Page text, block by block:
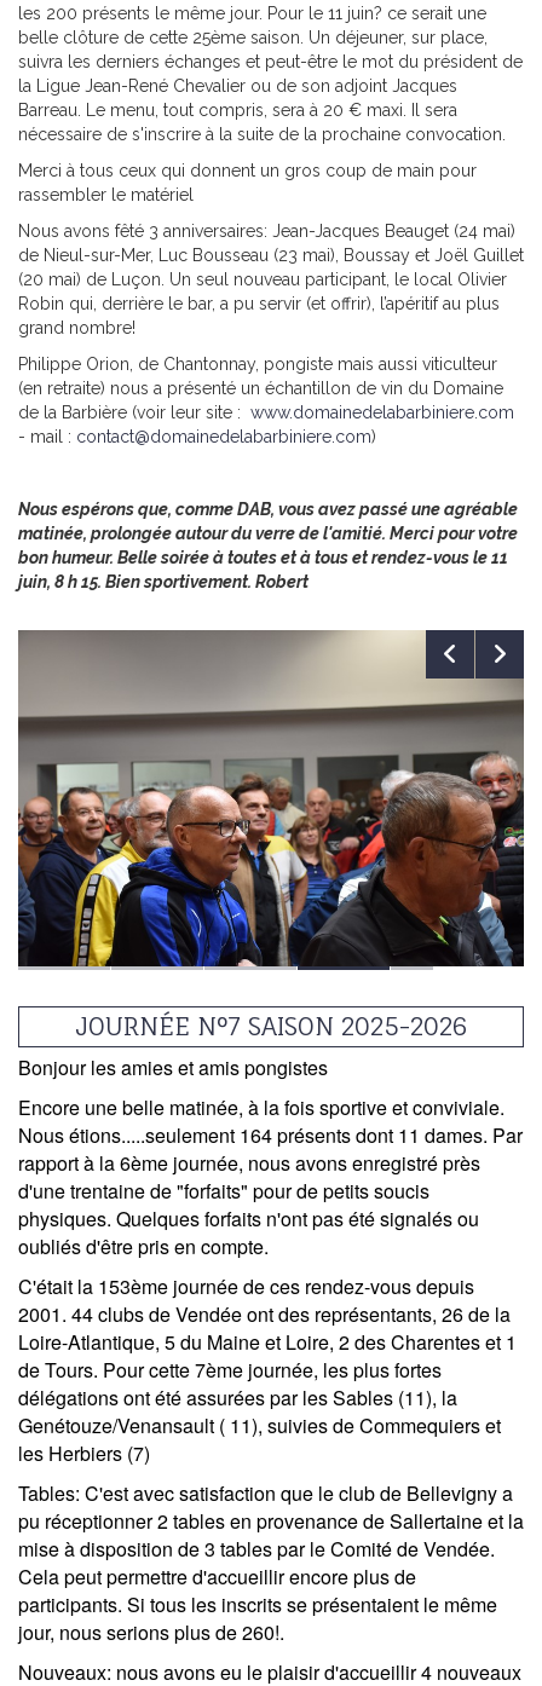
les 200 présents le même jour. Pour le 11 juin? ce serait une
belle clôture de cette 25ème saison. Un déjeuner, sur place,
suivra les derniers échanges et peut-être le mot du président de
la Ligue Jean-René Chevalier ou de son adjoint Jacques
Barreau. Le menu, tout compris, sera à 20 € maxi. Il sera
nécessaire de s'inscrire à la suite de la prochaine convocation.
Merci à tous ceux qui donnent un gros coup de main pour
rassembler le matériel
Nous avons fêté 3 anniversaires: Jean-Jacques Beauget (24 mai)
de Nieul-sur-Mer, Luc Bousseau (23 mai), Boussay et Joël Guillet
(20 mai) de Luçon. Un seul nouveau participant, le local Olivier
Robin qui, derrière le bar, a pu servir (et offrir), l’apéritif au plus
grand nombre!
Philippe Orion, de Chantonnay, pongiste mais aussi viticulteur
(en retraite) nous a présenté un échantillon de vin du Domaine
de la Barbière (voir leur site : www.domainedelabarbiniere.com
- mail : contact@domainedelabarbiniere.com)
Nous espérons que, comme DAB, vous avez passé une agréable
matinée, prolongée autour du verre de l'amitié. Merci pour votre
bon humeur. Belle soirée à toutes et à tous et rendez-vous le 11
juin, 8 h 15. Bien sportivement. Robert
JOURNÉE N°7 SAISON 2025-2026
Bonjour les amies et amis pongistes
Encore une belle matinée, à la fois sportive et conviviale.
Nous étions.....seulement 164 présents dont 11 dames. Par
rapport à la 6ème journée, nous avons enregistré près
d'une trentaine de "forfaits" pour de petits soucis
physiques. Quelques forfaits n'ont pas été signalés ou
oubliés d'être pris en compte.
C'était la 153ème journée de ces rendez-vous depuis
2001. 44 clubs de Vendée ont des représentants, 26 de la
Loire-Atlantique, 5 du Maine et Loire, 2 des Charentes et 1
de Tours. Pour cette 7ème journée, les plus fortes
délégations ont été assurées par les Sables (11), la
Genétouze/Venansault ( 11), suivies de Commequiers et
les Herbiers (7)
Tables: C'est avec satisfaction que le club de Bellevigny a
pu réceptionner 2 tables en provenance de Sallertaine et la
mise à disposition de 3 tables par le Comité de Vendée.
Cela peut permettre d'accueillir encore plus de
participants. Si tous les inscrits se présentaient le même
jour, nous serions plus de 260!.
Nouveaux: nous avons eu le plaisir d'accueillir 4 nouveaux